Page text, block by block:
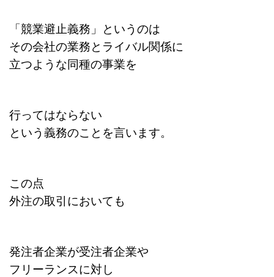
「競業避止義務」というのは
その会社の業務と ライバル関係に
立つような同種の事業を
行ってはならない
という義務のことを言います。
この点
外注の取引においても
発注者企業が受注者企業や
フリーランスに対し